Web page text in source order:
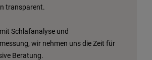
transparent.
Schlafanalyse und
wir nehmen uns die Zeit für
Beratung.